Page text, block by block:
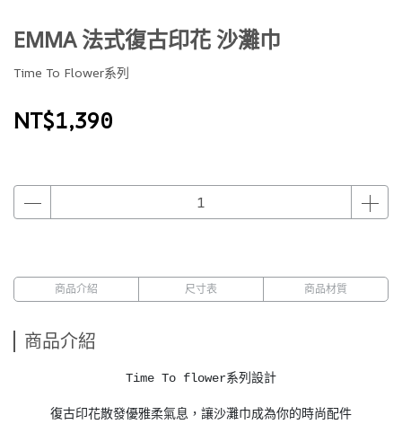
EMMA 法式復古印花 沙灘巾
Time To Flower系列
NT$1,390
商品介紹 尺寸表 商品材質
商品介紹
Time To flower系列設計
復古印花散發優雅柔氣息，讓沙灘巾成為你的時尚配件